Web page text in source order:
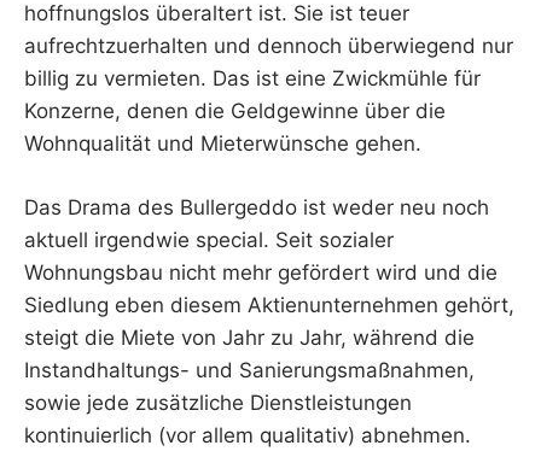
hoffnungslos überaltert ist. Sie ist teuer
aufrechtzuerhalten und dennoch überwiegend nur
billig zu vermieten. Das ist eine Zwickmühle für
Konzerne, denen die Geldgewinne über die
Wohnqualität und Mieterwünsche gehen.
Das Drama des Bullergeddo ist weder neu noch
aktuell irgendwie special. Seit sozialer
Wohnungsbau nicht mehr gefördert wird und die
Siedlung eben diesem Aktienunternehmen gehört,
steigt die Miete von Jahr zu Jahr, während die
Instandhaltungs- und Sanierungsmaßnahmen,
sowie jede zusätzliche Dienstleistungen
kontinuierlich (vor allem qualitativ) abnehmen.